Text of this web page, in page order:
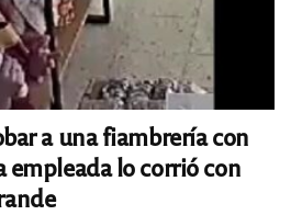
a una fiambrería con
empleada lo corrió con